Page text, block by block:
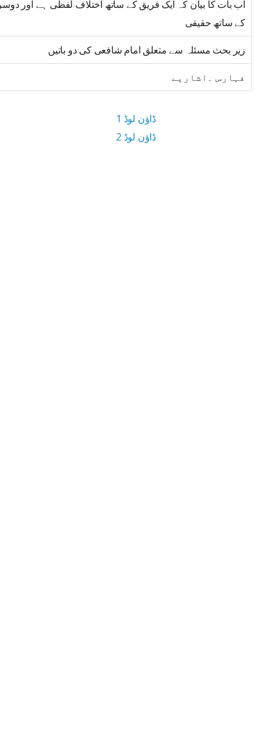
اب بات کا بیان کہ ایک فریق کے ساتھ اختلاف لفظی ہے اور
کے ساتھ حقیقی
زیر بحث مسئلہ سے متعلق امام شافعی کی دو باتیں
فہارس ۔اشاریے
ڈاؤن لوڈ 1
ڈاؤن لوڈ 2